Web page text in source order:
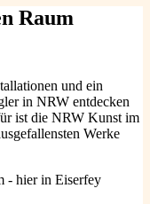
Raum
und ein
in NRW entdecken
ist die NRW Kunst im
Werke